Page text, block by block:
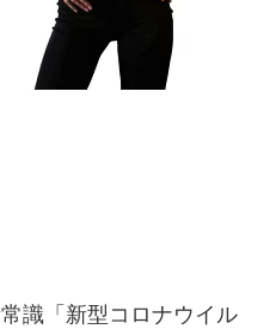
識「新型コロナウイル